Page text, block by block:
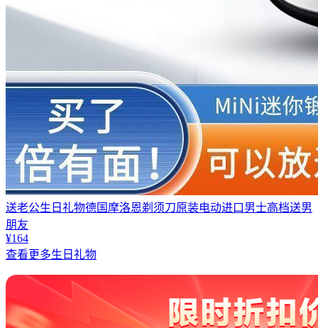
送老公生日礼物德国摩洛恩剃须刀原装电动进口男士高档送男
朋友
¥164
查看更多生日礼物